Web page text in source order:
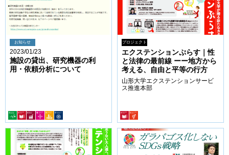
お知らせ
2023/01/23
施設の貸出、研究機器の利
用・依頼分析について
プロジェクト
エクステンションぷらす｜性
と法律の最前線 ーー地方から
考える、自由と平等の行方
山形大学エクステンションサービ
ス推進本部